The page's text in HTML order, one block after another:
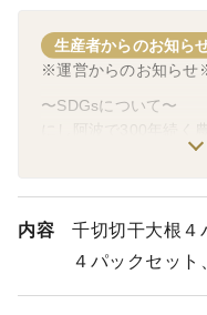
生産者からのお知ら
※運営からのお知らせ
〜SDGsについて〜
菜を栽培する専業農家
傾斜地農耕システムと
システムとして約４０
と作物の畝に萱やスス
成するとともに降雨時
内容
千切切干大根４
４パックセット